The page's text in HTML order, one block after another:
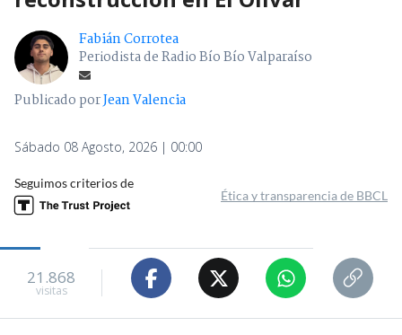
Fabián Corrotea
Periodista de Radio Bío Bío Valparaíso
Publicado porJean Valencia
Sábado 08 Agosto, 2026 | 00:00
Seguimos criterios de
Ética y transparencia de BBCL
21.868
visitas